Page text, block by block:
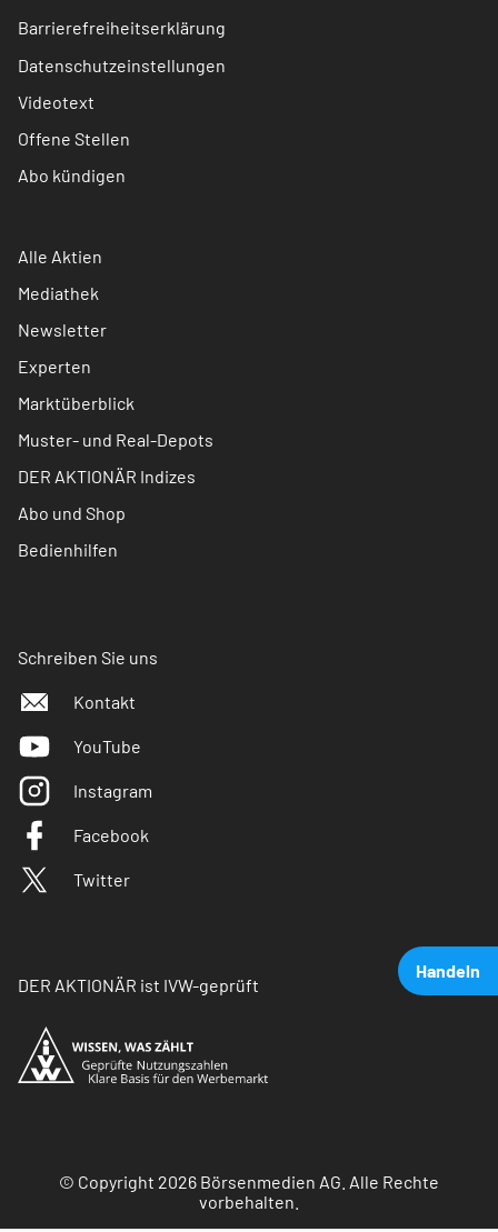
Handeln
Barrierefreiheitserklärung
Datenschutzeinstellungen
Videotext
Offene Stellen
Abo kündigen
Alle Aktien
Mediathek
Newsletter
Experten
Marktüberblick
Muster- und Real-Depots
DER AKTIONÄR Indizes
Abo und Shop
Bedienhilfen
Schreiben Sie uns
Kontakt
YouTube
Instagram
Facebook
Twitter
DER AKTIONÄR ist IVW-geprüft
© Copyright 2026 Börsenmedien AG. Alle Rechte
vorbehalten.